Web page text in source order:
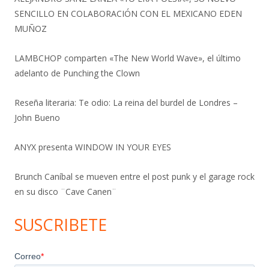
SENCILLO EN COLABORACIÓN CON EL MEXICANO EDEN
MUÑOZ
LAMBCHOP comparten «The New World Wave», el último
adelanto de Punching the Clown
Reseña literaria: Te odio: La reina del burdel de Londres –
John Bueno
ANYX presenta WINDOW IN YOUR EYES
Brunch Caníbal se mueven entre el post punk y el garage rock
en su disco ¨Cave Canen¨
SUSCRIBETE